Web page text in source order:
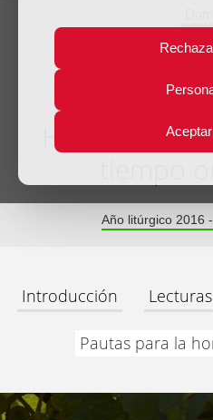
8
Oct
Homilía
Año litúrgico 2016
Introducción Lecturas
Pautas para la